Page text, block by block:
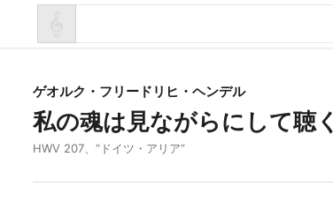
ゲオルク・フリードリヒ・ヘンデル
私の魂は見ながらにして聴く
HWV 207、“ドイツ・アリア”